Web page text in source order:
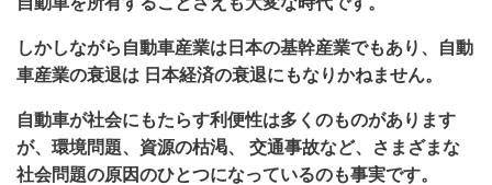
しかしながら自動車産業は日本の基幹産業でもあり、自動
車産業の衰退は 日本経済の衰退にもなりかねません。
自動車が社会にもたらす利便性は多くのものがあります
が、環境問題、資源の枯渇、 交通事故など、さまざまな
社会問題の原因のひとつになっているのも事実です。